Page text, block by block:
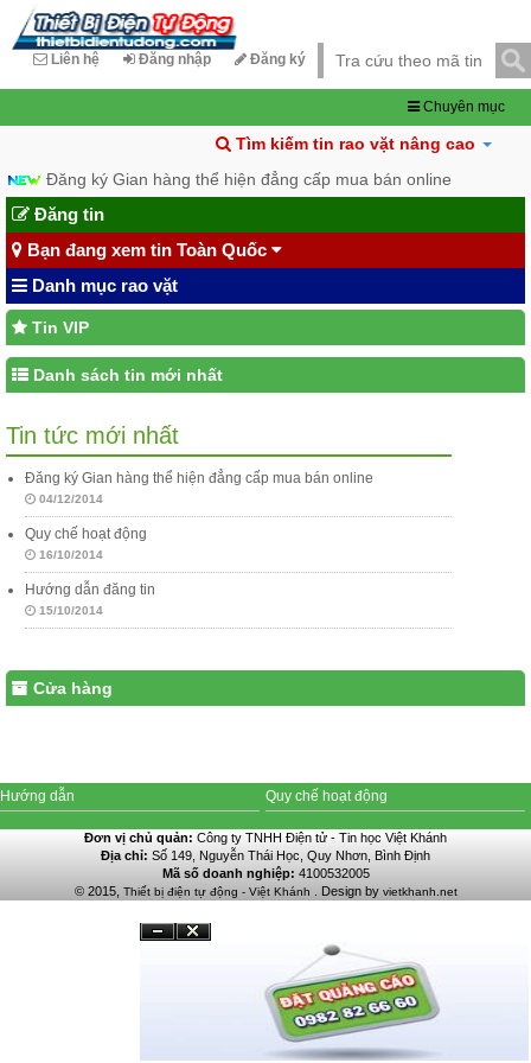
Liên hệ Đăng nhập Đăng ký
Chuyên mục
Tìm kiếm tin rao vặt nâng cao
Đăng ký Gian hàng thể hiện đẳng cấp mua bán online
Đăng tin
Bạn đang xem tin Toàn Quốc
Danh mục rao vặt
Tin VIP
Danh sách tin mới nhất
Tin tức mới nhất
Đăng ký Gian hàng thể hiện đẳng cấp mua bán online
04/12/2014
Quy chế hoạt động
16/10/2014
Hướng dẫn đăng tin
15/10/2014
Cửa hàng
Hướng dẫn Quy chế hoạt động
Đơn vị chủ quản: Công ty TNHH Điện tử - Tin học Việt Khánh
Địa chỉ: Số 149, Nguyễn Thái Học, Quy Nhơn, Bình Định
Mã số doanh nghiệp: 4100532005
© 2015, Thiết bị điện tự động - Việt Khánh . Design by vietkhanh.net